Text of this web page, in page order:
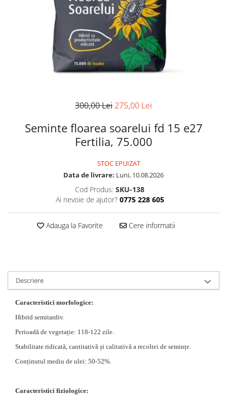
300,00 Lei275,00 Lei
Seminte floarea soarelui fd 15 e27
Fertilia, 75.000
STOC EPUIZAT
Data de livrare: Luni, 10.08.2026
Cod Produs: SKU-138
Ai nevoie de ajutor? 0775 228 605
Adauga la Favorite Cere informatii
Descriere
Caracteristici morfologice:
Hibrid semitardiv.
Perioadă de vegetație: 118-122 zile.
Stabilitate ridicată, cantitativă și calitativă a recoltei de semințe.
Conținutul mediu de ulei: 50-52%.
Caracteristici fiziologice: